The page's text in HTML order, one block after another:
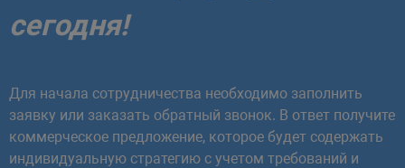
сегодня!
Для начала сотрудничества необходимо заполнить
заявку или заказать обратный звонок. В ответ получите
коммерческое предложение, которое будет содержать
индивидуальную стратегию с учетом требований и